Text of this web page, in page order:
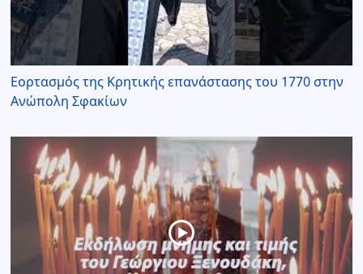
Εορτασμός της Κρητικής επανάστασης του 1770 στην
Ανώπολη Σφακίων